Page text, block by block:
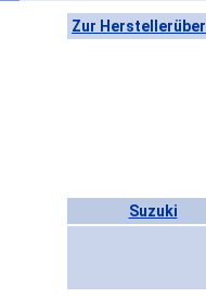
Zur
Suzuki